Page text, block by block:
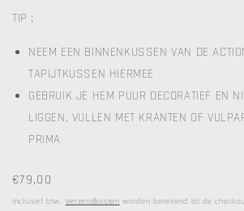
TIP ;
NEEM EEN BINNENKUSSEN VAN DE
TAPIJTKUSSEN HIERMEE
GEBRUIK JE HEM PUUR DECORATIEF EN
LIGGEN, VULLEN MET KRANTEN OF
PRIMA
Normale
prijs
€79,00
Inclusief btw. Verzendkosten worden berekend bij de